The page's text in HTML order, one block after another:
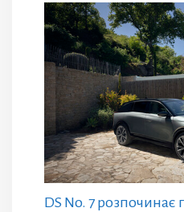
DS No. 7 розпочинає